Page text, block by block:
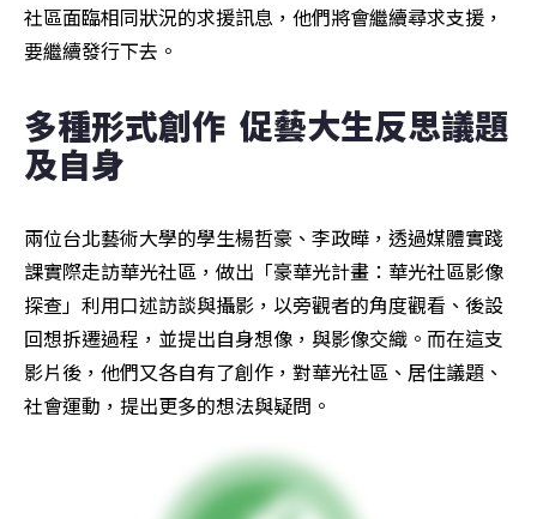
社區面臨相同狀況的求援訊息，他們將會繼續尋求支援，
要繼續發行下去。
多種形式創作  促藝大生反思議題
及自身
兩位台北藝術大學的學生楊哲豪、李政曄，透過媒體實踐
課實際走訪華光社區，做出「豪華光計畫：華光社區影像
探查」利用口述訪談與攝影，以旁觀者的角度觀看、後設
回想拆遷過程，並提出自身想像，與影像交織。而在這支
影片後，他們又各自有了創作，對華光社區、居住議題、
社會運動，提出更多的想法與疑問。